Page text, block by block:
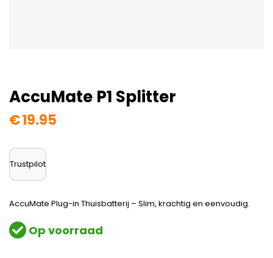
AccuMate P1 Splitter
€19.95
Trustpilot
AccuMate Plug-in Thuisbatterij – Slim, krachtig en eenvoudig.
Op voorraad